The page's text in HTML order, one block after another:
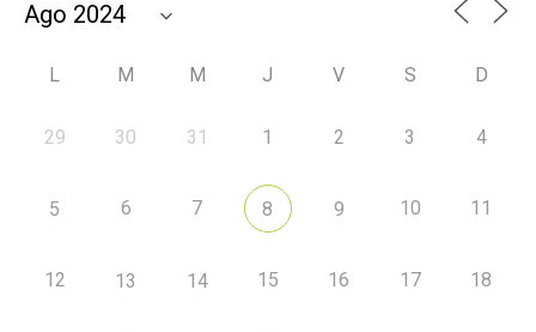
L M M J V S D
29 30 31 1 2 3 4
5 6 7 8 9 10 11
12 13 14 15 16 17 18